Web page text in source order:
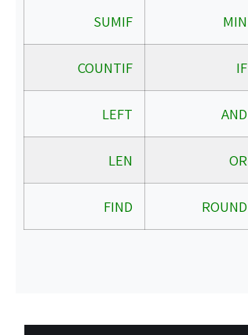
MIN
SUMIF
IF
COUNTIF
AND
LEFT
OR
LEN
ROUND
FIND